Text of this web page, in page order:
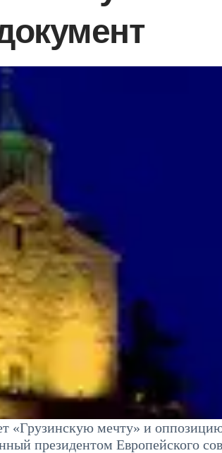
«Грузинскую мечту» и
президентом Европейского